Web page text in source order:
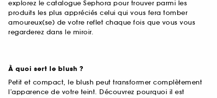
explorez le catalogue Sephora pour trouver parmi les
produits les plus appréciés celui qui vous fera tomber
amoureux(se) de votre reflet chaque fois que vous vous
regarderez dans le miroir.
À quoi sert le blush ?
Petit et compact, le blush peut transformer complètement
l’apparence de votre teint. Découvrez pourquoi il est